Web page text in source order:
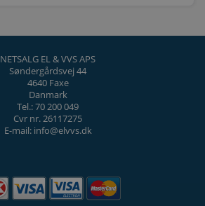
NETSALG EL & VVS APS
Søndergårdsvej 44
4640 Faxe
Danmark
Tel.: 70 200 049
Cvr nr. 26117275
E-mail: info@elvvs.dk